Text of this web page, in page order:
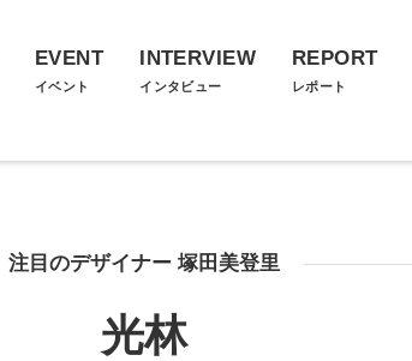
EVENT
イベント
INTERVIEW
インタビュー
REPORT
レポート
注目のデザイナー 塚田美登里
光林